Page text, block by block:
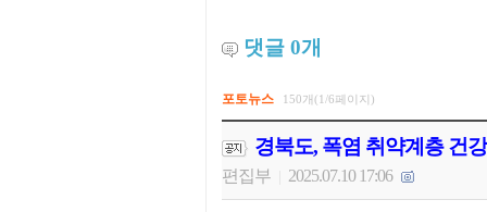
댓글 0개
포토뉴스 150개(1/6페이지)
경북도, 폭염 취약계층 건
편집부 2025.07.10 17:06